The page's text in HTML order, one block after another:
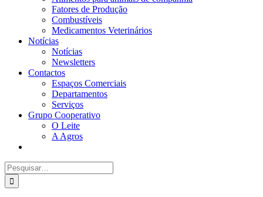
Fatores de Produção
Combustíveis
Medicamentos Veterinários
Notícias
Notícias
Newsletters
Contactos
Espaços Comerciais
Departamentos
Serviços
Grupo Cooperativo
O Leite
A Agros
Search
for: